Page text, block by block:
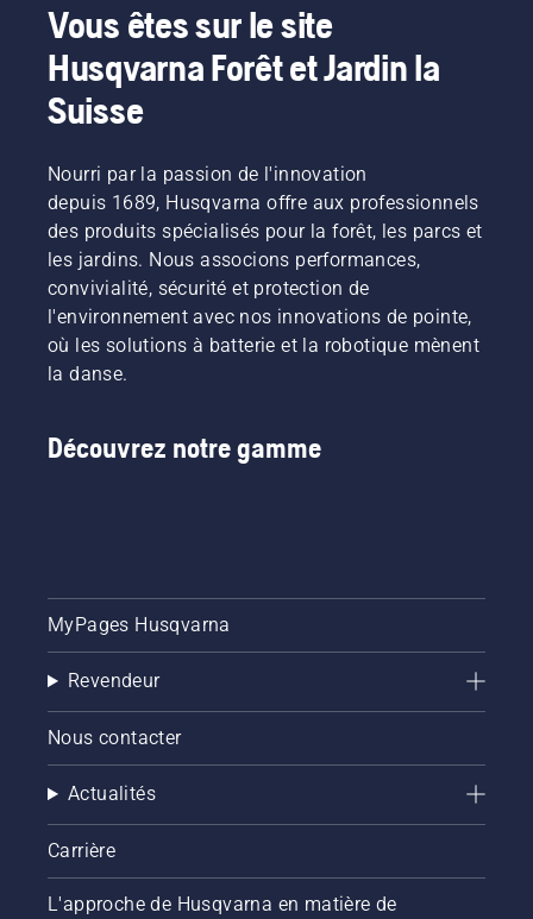
Vous êtes sur le site
Husqvarna Forêt et Jardin la
Suisse
Nourri par la passion de l'innovation
depuis 1689, Husqvarna offre aux professionnels
des produits spécialisés pour la forêt, les parcs et
les jardins. Nous associons performances,
convivialité, sécurité et protection de
l'environnement avec nos innovations de pointe,
où les solutions à batterie et la robotique mènent
la danse.
Découvrez notre gamme
MyPages Husqvarna
Revendeur
Nous contacter
Actualités
Carrière
L'approche de Husqvarna en matière de